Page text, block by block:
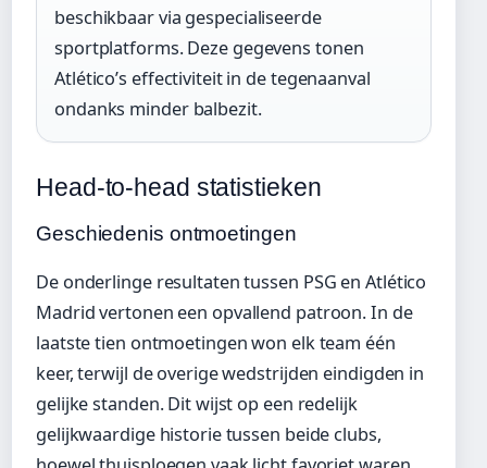
beschikbaar via gespecialiseerde
sportplatforms. Deze gegevens tonen
Atlético’s effectiviteit in de tegenaanval
ondanks minder balbezit.
Head-to-head statistieken
Geschiedenis ontmoetingen
De onderlinge resultaten tussen PSG en Atlético
Madrid vertonen een opvallend patroon. In de
laatste tien ontmoetingen won elk team één
keer, terwijl de overige wedstrijden eindigden in
gelijke standen. Dit wijst op een redelijk
gelijkwaardige historie tussen beide clubs,